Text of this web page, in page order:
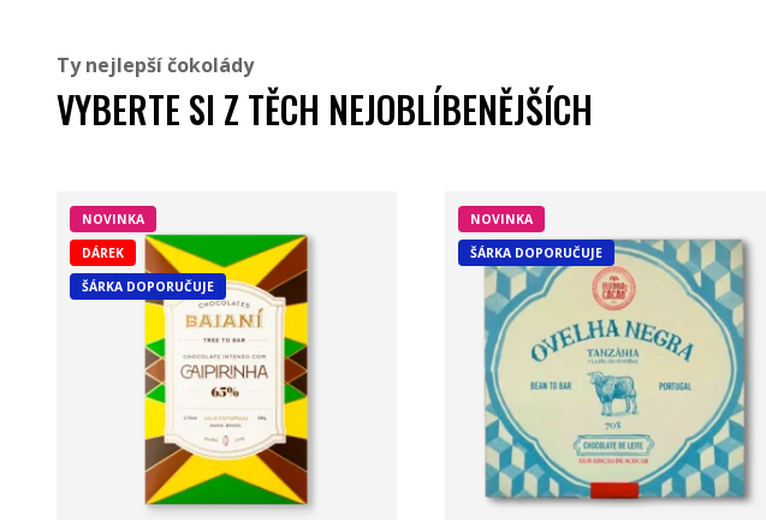
Ty nejlepší čokolády
VYBERTE SI Z TĚCH NEJOBLÍBENĚJŠÍCH
NOVINKA
DÁREK
ŠÁRKA DOPORUČUJE
NOVINKA
ŠÁRKA DOPORUČUJE